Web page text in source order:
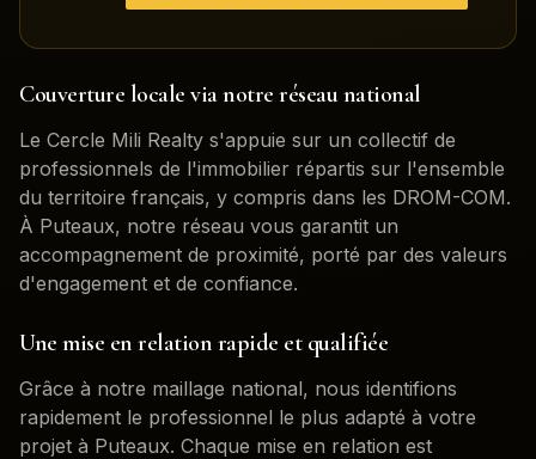
Couverture locale via notre réseau national
Le Cercle Mili Realty s'appuie sur un collectif de
professionnels de l'immobilier répartis sur l'ensemble
du territoire français, y compris dans les DROM-COM.
À Puteaux, notre réseau vous garantit un
accompagnement de proximité, porté par des valeurs
d'engagement et de confiance.
Une mise en relation rapide et qualifiée
Grâce à notre maillage national, nous identifions
rapidement le professionnel le plus adapté à votre
projet à Puteaux. Chaque mise en relation est